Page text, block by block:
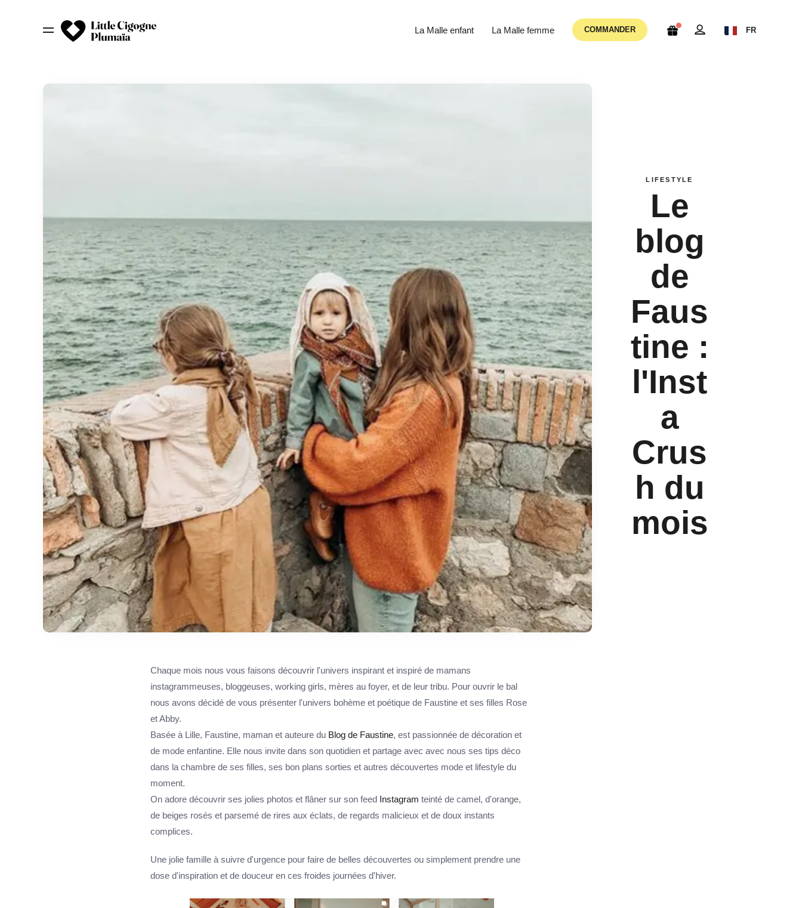
La Malle enfant La Malle femme COMMANDER FR
LIFESTYLE
Le
blog
de
Faus
tine :
l'Inst
a
Crus
h du
mois
Chaque mois nous vous faisons découvrir l'univers inspirant et inspiré de mamans
instagrammeuses, bloggeuses, working girls, mères au foyer, et de leur tribu. Pour ouvrir le bal
nous avons décidé de vous présenter l'univers bohème et poétique de Faustine et ses filles Rose
et Abby.
Basée à Lille, Faustine, maman et auteure du Blog de Faustine, est passionnée de décoration et
de mode enfantine. Elle nous invite dans son quotidien et partage avec avec nous ses tips déco
dans la chambre de ses filles, ses bon plans sorties et autres découvertes mode et lifestyle du
moment.
On adore découvrir ses jolies photos et flâner sur son feed Instagram teinté de camel, d'orange,
de beiges rosés et parsemé de rires aux éclats, de regards malicieux et de doux instants
complices.
Une jolie famille à suivre d'urgence pour faire de belles découvertes ou simplement prendre une
dose d'inspiration et de douceur en ces froides journées d'hiver.